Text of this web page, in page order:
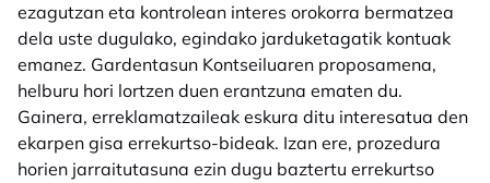
ezagutzan eta kontrolean interes orokorra bermatzea
dela uste dugulako, egindako jarduketagatik kontuak
emanez. Gardentasun Kontseiluaren proposamena,
helburu hori lortzen duen erantzuna ematen du.
Gainera, erreklamatzaileak eskura ditu interesatua den
ekarpen gisa errekurtso-bideak. Izan ere, prozedura
horien jarraitutasuna ezin dugu baztertu errekurtso